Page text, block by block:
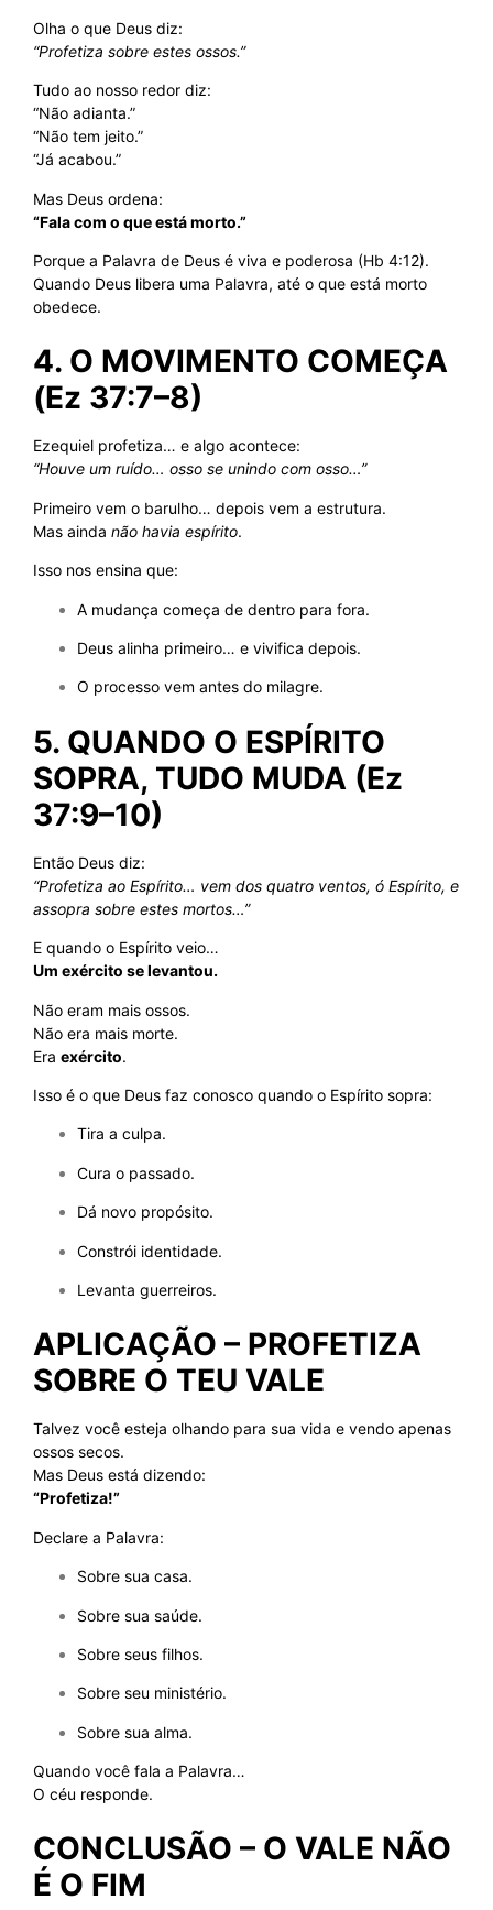
Olha o que Deus diz:
“Profetiza sobre estes ossos.”
Tudo ao nosso redor diz:
“Não adianta.”
“Não tem jeito.”
“Já acabou.”
Mas Deus ordena:
“Fala com o que está morto.”
Porque a Palavra de Deus é viva e poderosa (Hb 4:12).
Quando Deus libera uma Palavra, até o que está morto
obedece.
4. O MOVIMENTO COMEÇA
(Ez 37:7–8)
Ezequiel profetiza… e algo acontece:
“Houve um ruído… osso se unindo com osso…”
Primeiro vem o barulho… depois vem a estrutura.
Mas ainda não havia espírito.
Isso nos ensina que:
A mudança começa de dentro para fora.
Deus alinha primeiro… e vivifica depois.
O processo vem antes do milagre.
5. QUANDO O ESPÍRITO
SOPRA, TUDO MUDA (Ez
37:9–10)
Então Deus diz:
“Profetiza ao Espírito… vem dos quatro ventos, ó Espírito, e
assopra sobre estes mortos…”
E quando o Espírito veio…
Um exército se levantou.
Não eram mais ossos.
Não era mais morte.
Era exército.
Isso é o que Deus faz conosco quando o Espírito sopra:
Tira a culpa.
Cura o passado.
Dá novo propósito.
Constrói identidade.
Levanta guerreiros.
APLICAÇÃO – PROFETIZA
SOBRE O TEU VALE
Talvez você esteja olhando para sua vida e vendo apenas
ossos secos.
Mas Deus está dizendo:
“Profetiza!”
Declare a Palavra:
Sobre sua casa.
Sobre sua saúde.
Sobre seus filhos.
Sobre seu ministério.
Sobre sua alma.
Quando você fala a Palavra…
O céu responde.
CONCLUSÃO – O VALE NÃO
É O FIM